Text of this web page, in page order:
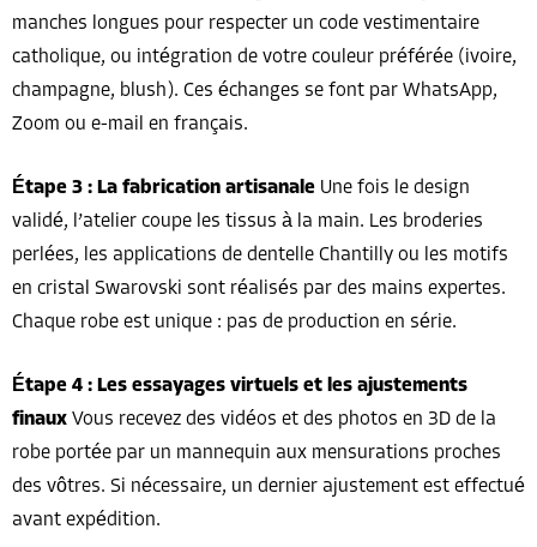
manches longues pour respecter un code vestimentaire
catholique, ou intégration de votre couleur préférée (ivoire,
champagne, blush). Ces échanges se font par WhatsApp,
Zoom ou e-mail en français.
Étape 3 : La fabrication artisanale Une fois le design
validé, l’atelier coupe les tissus à la main. Les broderies
perlées, les applications de dentelle Chantilly ou les motifs
en cristal Swarovski sont réalisés par des mains expertes.
Chaque robe est unique : pas de production en série.
Étape 4 : Les essayages virtuels et les ajustements
finaux Vous recevez des vidéos et des photos en 3D de la
robe portée par un mannequin aux mensurations proches
des vôtres. Si nécessaire, un dernier ajustement est effectué
avant expédition.